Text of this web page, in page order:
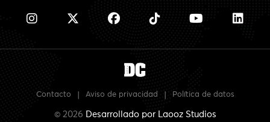
Contacto Aviso de privacidad Política de datos
© 2026 Desarrollado por Laooz Studios